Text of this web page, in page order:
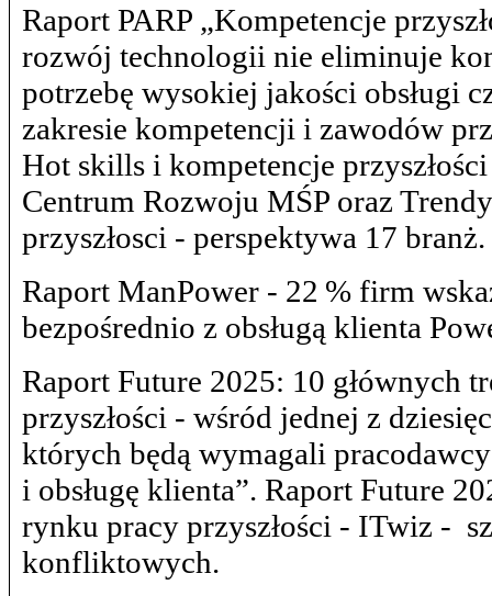
Raport PARP „Kompetencje
rozwój technologii nie eliminuje
potrzebę wysokiej jakości obsługi
zakresie kompetencji i zawodów
Hot skills i kompetencje
Centrum Rozwoju MŚP oraz
przyszłosci - perspektywa 17 branż.
Raport ManPower - 22 % firm
bezpośrednio z obsługą klienta
Raport Future 2025: 10 głównych
przyszłości - wśród jednej z
których będą wymagali
i obsługę klienta”. Raport Future
rynku pracy przyszłości - ITwiz -
konfliktowych.